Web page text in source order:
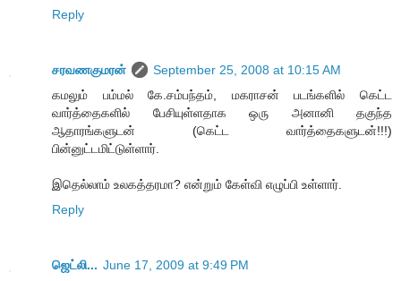
Reply
சரவணகுமரன்
September 25, 2008 at 10:15 AM
கமலும் பம்மல் கே.சம்பந்தம், மகராசன் படங்களில் கெட்ட
வார்த்தைகளில் பேசியுள்ளதாக ஒரு அனானி தகுந்த
ஆதாரங்களுடன் (கெட்ட வார்த்தைகளுடன்!!!)
பின்னுட்டமிட்டுள்ளார்.
இதெல்லாம் உலகத்தரமா? என்றும் கேள்வி எழுப்பி உள்ளார்.
Reply
ஜெட்லி... June 17, 2009 at 9:49 PM